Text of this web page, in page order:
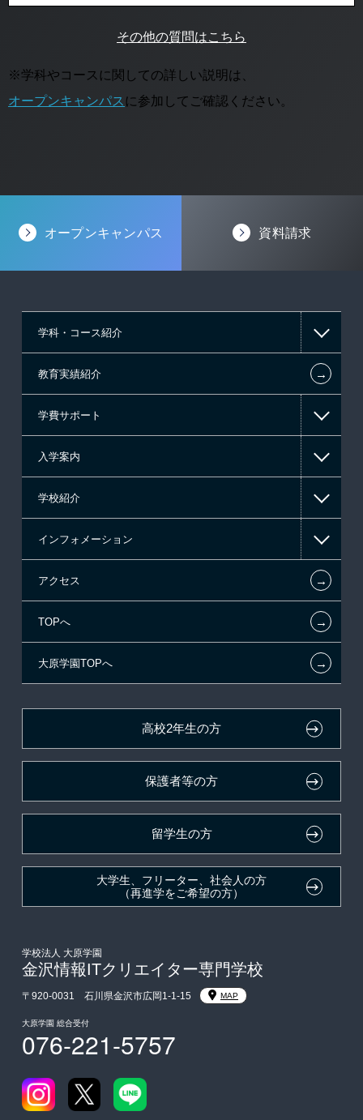
その他の質問はこちら
※学科やコースに関しての詳しい説明は、
オープンキャンパス に参加してご確認ください。
オープンキャンパス 資料請求
学科・コース紹介
情報IT系
ゲーム・CG・デザイン系
マンガ・イラスト系
東京経営大学 学士取得コース
教育実績紹介 ←
学費サポート
高等教育の修学支援新制度
日本学生支援機構の奨学金
日本政策金融公庫（国の教育ローン）
提携教育ローン
専門実践教育訓練給付金制度
試験による特待生制度
クラブ特待生制度
デザインコンクール＆マンガコンクール特待生制度
入学案内
一般入学
AO入学制度
特別推薦入学
推薦入学
ボランティア・クラブ・
生徒会活動推薦入学
学費
入学前のお勧め学習システム
東京経営大学への3年次編入学
大学・短大・公務員併願制度
学校紹介
在校生からあなたへ
夢を叶えた先輩たち
施設・研修所
学生寮・マンションのご案内
大原学園グループ案内
インフォメーション
お知らせ・新着情報
在校生へのお知らせ
各種証明書の発行ご希望の方
採用ご担当の方
アクセス ←
TOPへ ←
大原学園TOPへ ←
高校2年生の方
保護者等の方
留学生の方
大学生、フリーター、社会人の方
（再進学をご希望の方）
学校法人 大原学園
金沢情報ITクリエイター専門学校
〒920-0031 石川県金沢市広岡1-1-15 MAP
大原学園 総合受付
076-221-5757